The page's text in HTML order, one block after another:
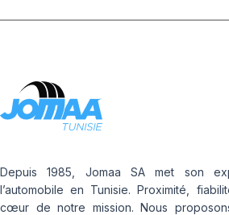
Depuis 1985, Jomaa SA met son
l’automobile en Tunisie. Proximité,
cœur de notre mission. Nous